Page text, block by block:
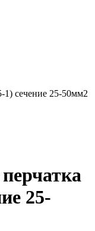
1) сечение 25-50мм2
25-